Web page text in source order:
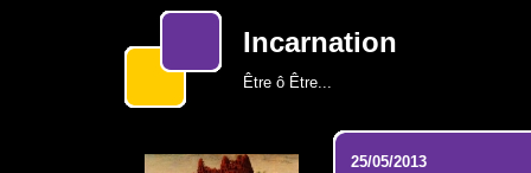
Incarnation
Être ô Être...
25/05/2013